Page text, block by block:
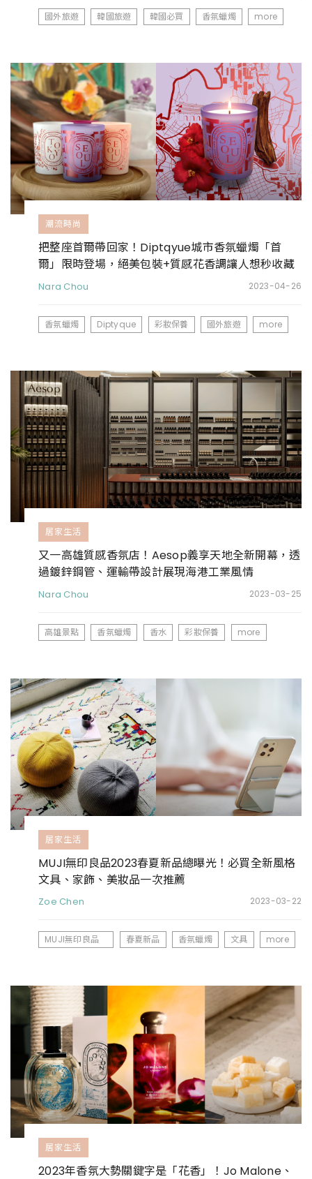
國外旅遊 韓國旅遊 韓國必買 香氛蠟燭 more
潮流時尚
把整座首爾帶回家！Diptqyue城市香氛蠟燭「首
爾」限時登場，絕美包裝+質感花香調讓人想秒收藏
Nara Chou 2023-04-26
香氛蠟燭 Diptyque 彩妝保養 國外旅遊 more
居家生活
又一高雄質感香氛店！Aesop義享天地全新開幕，透
過鍍鋅鋼管、運輸帶設計展現海港工業風情
Nara Chou 2023-03-25
高雄景點 香氛蠟燭 香水 彩妝保養 more
居家生活
MUJI無印良品2023春夏新品總曝光！必買全新風格
文具、家飾、美妝品一次推薦
Zoe Chen 2023-03-22
MUJI無印良品 春夏新品 香氛蠟燭 文具 more
居家生活
2023年香氛大勢關鍵字是「花香」！Jo Malone、